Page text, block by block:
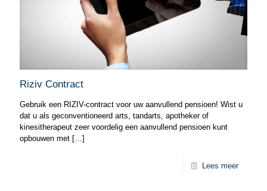
Riziv Contract
Gebruik een RIZIV-contract voor uw aanvullend pensioen! Wist u
dat u als geconventioneerd arts, tandarts, apotheker of
kinesitherapeut zeer voordelig een aanvullend pensioen kunt
opbouwen met […]
Lees meer